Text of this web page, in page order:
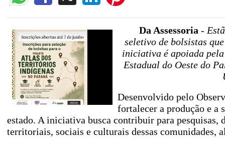
Da Assessoria -
seletivo de bolsistas
iniciativa é apoiada
Estadual do Oeste do
Desenvolvido pelo
fortalecer a produção e a
estado. A iniciativa busca contribuir para pesquisas,
territoriais, sociais e culturais dessas comunidades,